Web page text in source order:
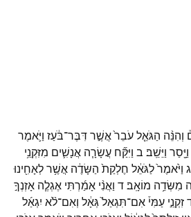
וְהִנֵּ֨ה הַגֹּאֵ֤לעֹבֵר֙אֲשֶׁ֣רדִּבֶּר־בֹּ֔עַז וַיֹּ֛אמֶר
וַיָּ֖סַר וַיֵּשֵֽׁב׃ ב וַיִּקַּ֞ח עֲשָׂרָ֧ה אֲנָשִׁ֛ים מִזִּקְנֵ֥י
ג וַיֹּ֙אמֶר֙לַגֹּאֵ֔ל חֶלְקַת֙ הַשָּׂדֶ֔ה אֲשֶׁ֥רלְאָחִ֖ינוּ
מִשְּׂדֵ֥ה מוֹאָֽב׃ד וַאֲנִ֨י אָמַ֜רְתִּי אֶגְלֶ֧ה אָזְנְךָ֣
זִקְנֵ֣י עַמִּי֒אִם־תִּגְאַל֙גְּאָ֔ל וְאִם־לֹ֨א יִגְאַ֜ל